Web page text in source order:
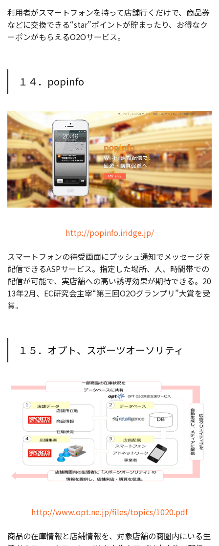
利用者がスマートフォンを持って店舗行くだけで、商品券
などに交換できる“star”ポイントが貯まったり、お得なク
ーポンがもらえるO2Oサービス。
１４．popinfo
http://popinfo.iridge.jp/
スマートフォンの待受画面にプッシュ通知でメッセージを
配信できるASPサービス。指定した場所、人、時間帯での
配信が可能で、実店舗への高い誘導効果が期待できる。20
13年2月、EC研究会主宰“第三回O2Oグランプリ”大賞を受
賞。
１５．オプト、スポーツオーソリティ
http://www.opt.ne.jp/files/topics/1020.pdf
商品の在庫情報と店舗情報を、対象店舗の商圏内にいる生